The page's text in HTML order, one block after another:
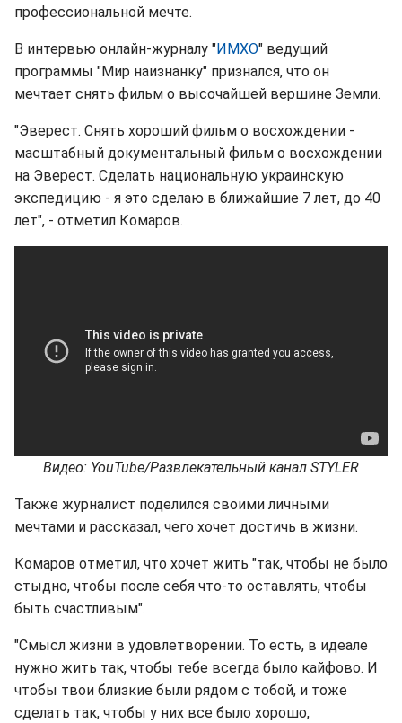
профессиональной мечте.
В интервью онлайн-журналу "ИМХО" ведущий
программы "Мир наизнанку" признался, что он
мечтает снять фильм о высочайшей вершине Земли.
"Эверест. Снять хороший фильм о восхождении -
масштабный документальный фильм о восхождении
на Эверест. Сделать национальную украинскую
экспедицию - я это сделаю в ближайшие 7 лет, до 40
лет", - отметил Комаров.
Видео: YouTube/Развлекательный канал STYLER
Также журналист поделился своими личными
мечтами и рассказал, чего хочет достичь в жизни.
Комаров отметил, что хочет жить "так, чтобы не было
стыдно, чтобы после себя что-то оставлять, чтобы
быть счастливым".
"Смысл жизни в удовлетворении. То есть, в идеале
нужно жить так, чтобы тебе всегда было кайфово. И
чтобы твои близкие были рядом с тобой, и тоже
сделать так, чтобы у них все было хорошо,